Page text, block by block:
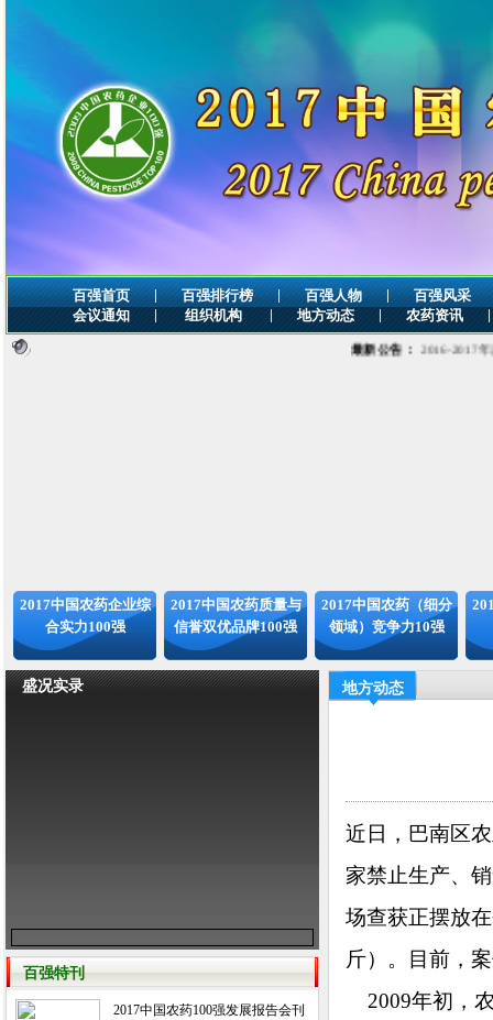
百强首页 | 百强排行榜 | 百强人物 |
百强风采
会议通知
| 组织机构 | 地方动态 | 农药资讯 |
最新公告： 2016-2017年度
2017中国农药企业综
合实力100强
2017中国农药质量与
信誉双优品牌100强
2017中国农药（细分
领域）竞争力10强
盛况实录
百强特刊
2017中国农药100强发展报告会刊
地方动态
近日，巴南区
家禁止生产、
场查获正摆放
斤）。目前，
2009年初，